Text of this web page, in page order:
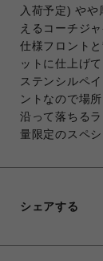
入荷予定) や
えるコーチジ
仕様フロント
ットに仕上げ
ステンシルペ
ントなので場
沿って落ちる
量限定のスペ
シェアする